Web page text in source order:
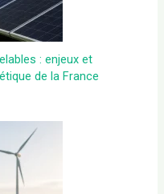
: enjeux et
de la France